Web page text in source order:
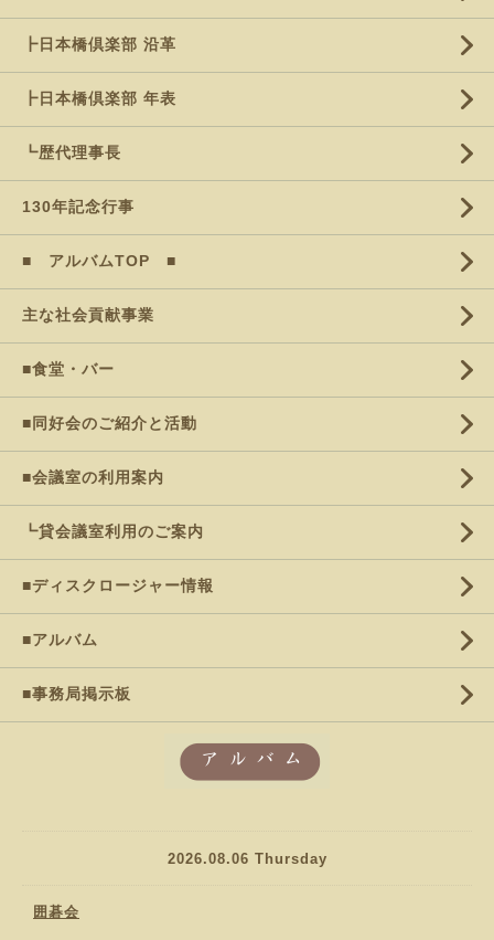
┣日本橋倶楽部 沿革
┣日本橋倶楽部 年表
┗歴代理事長
130年記念行事
■ アルバムTOP ■
主な社会貢献事業
■食堂・バー
■同好会のご紹介と活動
■会議室の利用案内
┗貸会議室利用のご案内
■ディスクロージャー情報
■アルバム
■事務局掲示板
2026.08.06 Thursday
囲碁会